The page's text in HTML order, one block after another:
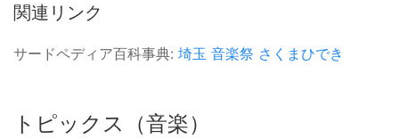
関連リンク
サードペディア百科事典: 埼玉 音楽祭 さくまひでき
トピックス（音楽）